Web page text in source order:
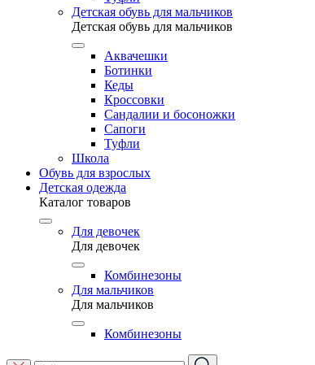
Детская обувь для мальчиков
Детская обувь для мальчиков
Аквачешки
Ботинки
Кеды
Кроссовки
Сандалии и босоножки
Сапоги
Туфли
Школа
Обувь для взрослых
Детская одежда
Каталог товаров
Для девочек
Для девочек
Комбинезоны
Для мальчиков
Для мальчиков
Комбинезоны